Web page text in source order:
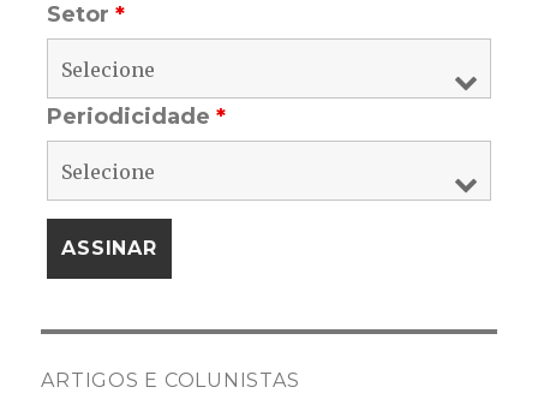
Setor*
Periodicidade*
ARTIGOS E COLUNISTAS